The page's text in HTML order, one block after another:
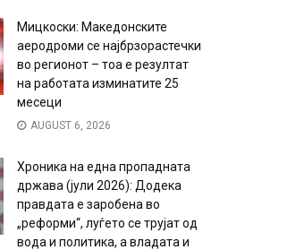
Мицкоски: Македонските
аеродроми се најбрзорастечки
во регионот – тоа е резултат
на работата изминатите 25
месеци
AUGUST 6, 2026
Хроника на една пропадната
држава (јули 2026): Додека
правдата е заробена во
„реформи“, луѓето се трујат од
вода и политика, а владата и